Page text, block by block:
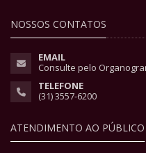
NOSSOS CONTATOS
EMAIL
Consulte pelo
TELEFONE
(31) 3557-6200
ATENDIMENTO AO PÚBLICO